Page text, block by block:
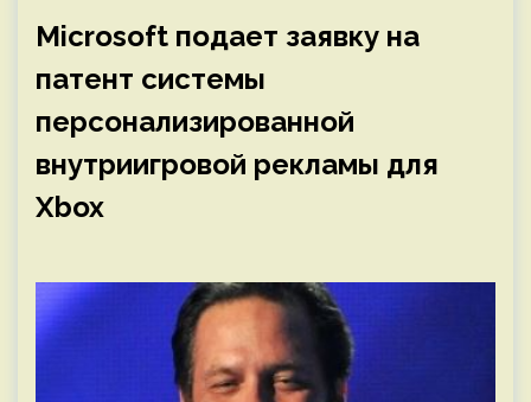
Microsoft подает заявку на
патент системы
персонализированной
внутриигровой рекламы для
Xbox